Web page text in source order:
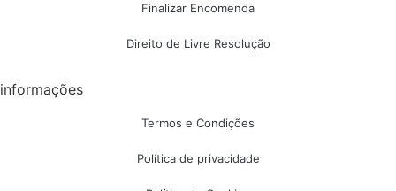
Finalizar Encomenda
Direito de Livre Resolução
informações
Termos e Condições
Política de privacidade